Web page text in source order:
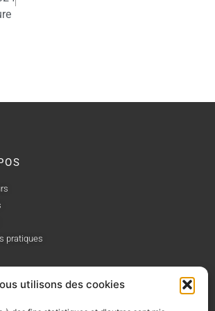
utilisons des cookies
!
pratiques